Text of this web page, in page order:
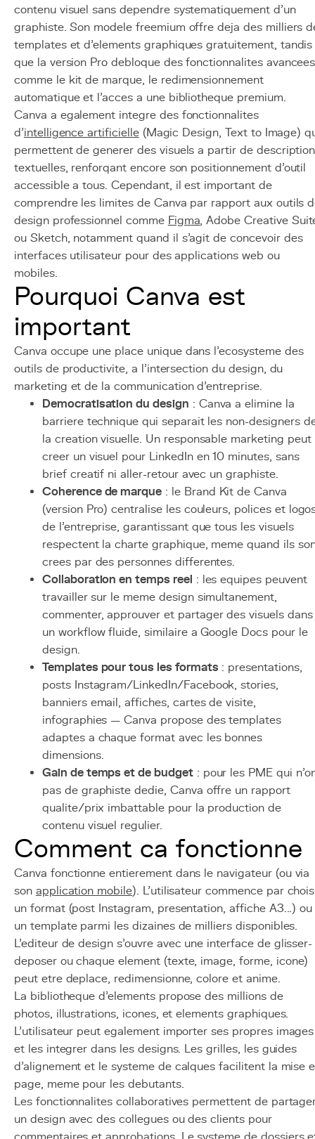
contenu visuel sans dependre systematiquement d'un
graphiste. Son modele freemium offre deja des milliers
templates et d'elements graphiques gratuitement, tandis
que la version Pro debloque des fonctionnalites avancees
comme le kit de marque, le redimensionnement
automatique et l'acces a une bibliotheque premium.
Canva a egalement integre des fonctionnalites
d'intelligence artificielle(Magic Design, Text to Image)
permettent de generer des visuels a partir de
textuelles, renforqant encore son positionnement d'outil
accessible a tous. Cependant, il est important de
comprendre les limites de Canva par rapport aux outils
design professionnel comme Figma, Adobe Creative
ou Sketch, notamment quand il s'agit de concevoir des
interfaces utilisateur pour des applications web ou
mobiles.
Pourquoi Canva est
important
Canva occupe une place unique dans l'ecosysteme des
outils de productivite, a l'intersection du design, du
marketing et de la communication d'entreprise.
Democratisation du design : Canva a elimine la
barriere technique qui separait les non-designers
la creation visuelle. Un responsable marketing peut
creer un visuel pour LinkedIn en 10 minutes, sans
brief creatif ni aller-retour avec un graphiste.
Coherence de marque : le Brand Kit de Canva
(version Pro) centralise les couleurs, polices et
de l'entreprise, garantissant que tous les visuels
respectent la charte graphique, meme quand ils
crees par des personnes differentes.
Collaboration en temps reel : les equipes peuvent
travailler sur le meme design simultanement,
commenter, approuver et partager des visuels dans
un workflow fluide, similaire a Google Docs pour le
design.
Templates pour tous les formats : presentations,
posts Instagram/LinkedIn/Facebook, stories,
banniers email, affiches, cartes de visite,
infographies — Canva propose des templates
adaptes a chaque format avec les bonnes
dimensions.
Gain de temps et de budget: pour les PME qui
pas de graphiste dedie, Canva offre un rapport
qualite/prix imbattable pour la production de
contenu visuel regulier.
Comment ca fonctionne
Canva fonctionne entierement dans le navigateur (ou via
son application mobile). L'utilisateur commence par
un format (post Instagram, presentation, affiche A3...) ou
un template parmi les dizaines de milliers disponibles.
L'editeur de design s'ouvre avec une interface de glisser-
deposer ou chaque element (texte, image, forme, icone)
peut etre deplace, redimensionne, colore et anime.
La bibliotheque d'elements propose des millions de
photos, illustrations, icones, et elements graphiques.
L'utilisateur peut egalement importer ses propres images
et les integrer dans les designs. Les grilles, les guides
d'alignement et le systeme de calques facilitent la mise
page, meme pour les debutants.
Les fonctionnalites collaboratives permettent de
un design avec des collegues ou des clients pour